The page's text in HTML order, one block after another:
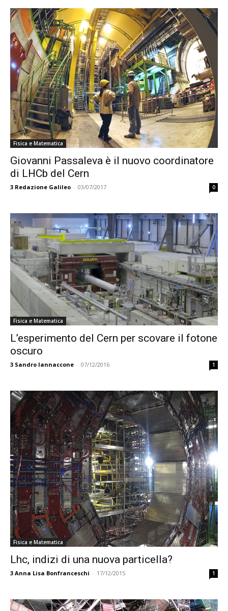
Fisica e Matematica
Giovanni Passaleva è il nuovo coordinatore
di LHCb del Cern
3 Redazione Galileo - 03/07/2017 0
Fisica e Matematica
L’esperimento del Cern per scovare il fotone
oscuro
3 Sandro Iannaccone - 07/12/2016 1
Fisica e Matematica
Lhc, indizi di una nuova particella?
3 Anna Lisa Bonfranceschi - 17/12/2015 1